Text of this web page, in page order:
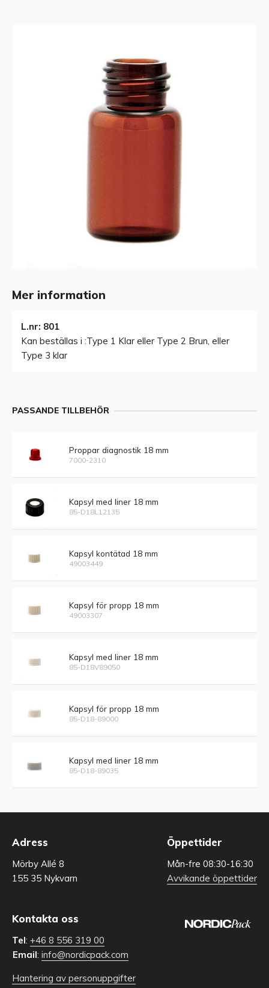
Mer information
L.nr: 801
Kan beställas i :Type 1 Klar eller Type 2 Brun, eller
Type 3 klar
PASSANDE TILLBEHÖR
Proppar diagnostik 18 mm
7000-2310
Kapsyl med liner 18 mm
85-D18L12135
Kapsyl kontätad 18 mm
49003449
Kapsyl för propp 18 mm
49003307
Kapsyl med liner 18 mm
85-D18V89050
Kapsyl för propp 18 mm
85-D18-89000
Kapsyl med liner 18 mm
85-D18-89035
Adress
Mörby Allé 8
155 35 Nykvarn
Öppettider
Mån-fre 08:30-16:30
Avvikande öppettider
Kontakta oss
Tel: +46 8 556 319 00
Email: info@nordicpack.com
Hantering av personuppgifter